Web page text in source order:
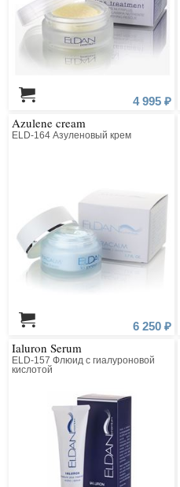
4 995 ₽
Azulene cream
ELD-164 Азуленовый крем
6 250 ₽
Ialuron Serum
ELD-157 Флюид с гиалуроновой
кислотой